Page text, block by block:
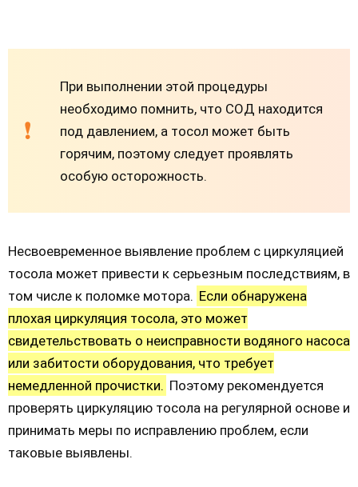
При выполнении этой процедуры
необходимо помнить, что СОД находится
под давлением, а тосол может быть
горячим, поэтому следует проявлять
особую осторожность.
Несвоевременное выявление проблем с циркуляцией
тосола может привести к серьезным последствиям, в
том числе к поломке мотора. Если обнаружена
плохая циркуляция тосола, это может
свидетельствовать о неисправности водяного насоса
или забитости оборудования, что требует
немедленной прочистки. Поэтому рекомендуется
проверять циркуляцию тосола на регулярной основе и
принимать меры по исправлению проблем, если
таковые выявлены.